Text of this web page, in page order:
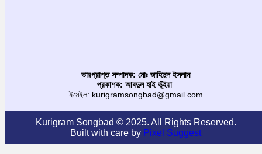
ভারপ্রাপ্ত সম্পাদক: মোঃ জাহিদুল ইসলাম
প্রকাশক: আবদুল হাই ভূঁইয়া
ইমেইল: kurigramsongbad@gmail.com
Kurigram Songbad © 2025. All Rights Reserved.
Built with care by Pixel Suggest